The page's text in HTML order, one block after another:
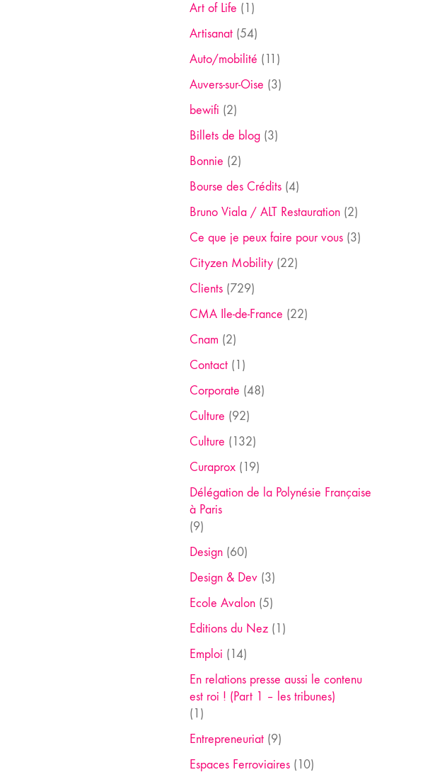
Art of Life (1)
Artisanat(54)
Auto/mobilité (11)
Auvers-sur-Oise (3)
bewifi (2)
Billets de blog(3)
Bonnie (2)
Bourse des Crédits(4)
Bruno Viala / ALT Restauration(2)
Ce que je peux faire pour vous(3)
Cityzen Mobility(22)
Clients(729)
CMA Ile-de-France (22)
Cnam (2)
Contact(1)
Corporate (48)
Culture (92)
Culture (132)
Curaprox(19)
Délégation de la Polynésie Française
à Paris
(9)
Design(60)
Design & Dev(3)
Ecole Avalon(5)
Editions du Nez(1)
Emploi (14)
En relations presse aussi le contenu
est roi ! (Part 1 – les tribunes)
(1)
Entrepreneuriat(9)
Espaces Ferroviaires(10)